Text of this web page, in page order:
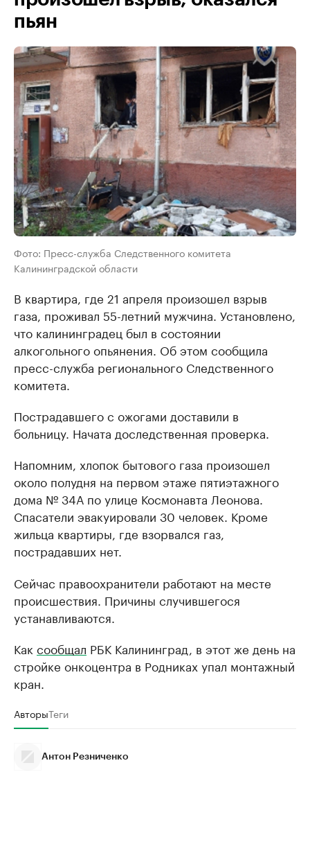
пьян
Фото: Пресс-служба Следственного комитета
Калининградской области
В квартира, где 21 апреля произошел взрыв
газа, проживал 55-летний мужчина. Установлено,
что калининградец был в состоянии
алкогольного опьянения. Об этом сообщила
пресс-служба регионального Следственного
комитета.
Пострадавшего с ожогами доставили в
больницу. Начата доследственная проверка.
Напомним, хлопок бытового газа произошел
около полудня на первом этаже пятиэтажного
дома № 34А по улице Космонавта Леонова.
Спасатели эвакуировали 30 человек. Кроме
жильца квартиры, где взорвался газ,
пострадавших нет.
Сейчас правоохранители работают на месте
происшествия. Причины случившегося
устанавливаются.
Как сообщал РБК Калининград, в этот же день на
стройке онкоцентра в Родниках упал монтажный
кран.
АвторыТеги
Антон Резниченко